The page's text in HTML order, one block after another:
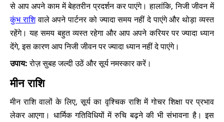
से आप अपने काम में बेहतरीन प्रदर्शन कर पाएंगे। हालांकि, निजी जीवन में
कुंभ राशिवाले अपने पार्टनर को ज्यादा समय नहीं दे पाएंगे और थोड़ा व्यस्त
रहेंगे। यह समय बहुत व्यस्त रहेगा और आप अपने करियर पर ज्यादा ध्यान
देंगे, इस कारण आप निजी जीवन पर ज्यादा ध्यान नहीं दे पाएंगे।
उपाय:रोज़ सुबह जल्दी उठें और सूर्य नमस्कार करें।
मीन राशि
मीन राशि वालों के लिए, सूर्य का वृश्चिक राशि में गोचर शिक्षा पर प्रभाव
लेकर आएगा। धार्मिक गतिविधियों में रुचि बढ़ने की भी संभावना है। इस